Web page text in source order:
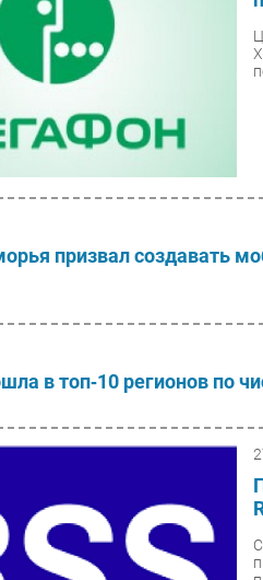
призвал создавать
в топ‑10 регионов по